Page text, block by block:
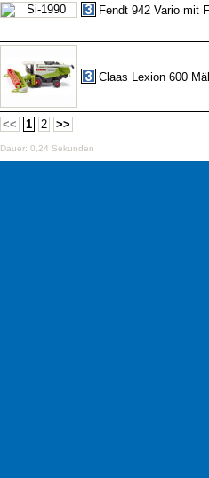
Fendt 942 Vario mit
Claas Lexion 600
<< 1 2 >>
Dauer: 0,24 Sekunden